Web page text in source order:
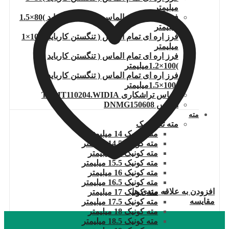
میلیمتر
فرز اره ای تمام الماس ( تنگستن کارباید )80×1.5
میلیمتر
فرز اره ای تمام الماس ( تنگستن کارباید )100×1
میلیمتر
فرز اره ای تمام الماس ( تنگستن کارباید
)100×1.2میلیمتر
فرز اره ای تمام الماس ( تنگستن کارباید
)100×1.5میلیمتر
الماس تراشکاری TCMT110204.WIDIA
الماس DNMG150608
مته
مته ته کونیک
مته کونیک 14 میلیمتر
مته کونیک 14.5 میلیمتر
مته کونیک 15 میلیمتر
مته کونیک 15.5 میلیمتر
مته کونیک 16 میلیمتر
مته کونیک 16.5 میلیمتر
مته کونیک 17 میلیمتر
مته کونیک 17.5 میلیمتر
مته کونیک 18 میلیمتر
مته کونیک 18.5 میلیمتر
افزودن به علاقه مندی ها
مقایسه